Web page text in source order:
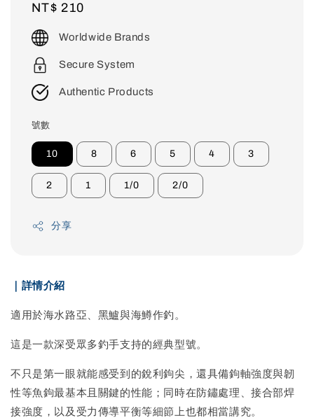
Regular
price
NT$ 210
Worldwide Brands
Secure System
Authentic Products
號數
10 8 6 5 4 3
2 1 1/0 2/0
分享
｜詳情介紹
適用於海水路亞、黑鱸與海鱒作釣。
這是一款深受眾多釣手支持的經典型號。
不只是第一眼就能感受到的銳利鉤尖，還具備鉤軸強度與韌
性等魚鉤最基本且關鍵的性能；同時在防鏽處理、接合部焊
接強度，以及受力傳導平衡等細節上也都相當講究。